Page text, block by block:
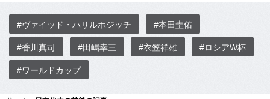
#ヴァイッド・ハリルホジッチ #本田圭佑
#香川真司 #田嶋幸三 #衣笠祥雄 #ロシアW杯
#ワールドカップ